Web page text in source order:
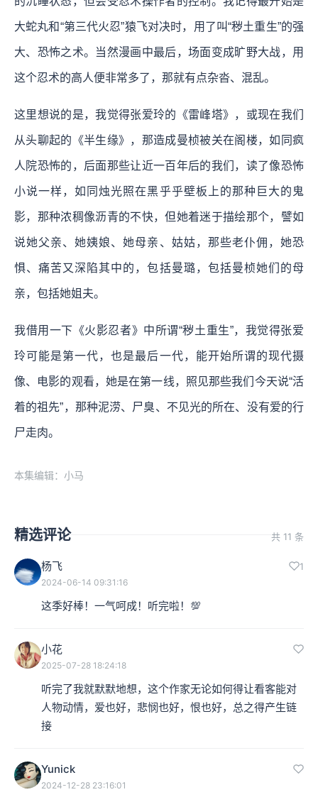
大蛇丸和“第三代火忍”猿飞对决时，用了叫“秽土重生”的强
大、恐怖之术。当然漫画中最后，场面变成旷野大战，用
这个忍术的高人便非常多了，那就有点杂沓、混乱。
这里想说的是，我觉得张爱玲的《雷峰塔》，或现在我们
从头聊起的《半生缘》，那造成曼桢被关在阁楼，如同疯
人院恐怖的，后面那些让近一百年后的我们，读了像恐怖
小说一样，如同烛光照在黑乎乎壁板上的那种巨大的鬼
影，那种浓稠像沥青的不快，但她着迷于描绘那个，譬如
说她父亲、她姨娘、她母亲、姑姑，那些老仆佣，她恐
惧、痛苦又深陷其中的，包括曼璐，包括曼桢她们的母
亲，包括她姐夫。
我借用一下《火影忍者》中所谓“秽土重生”，我觉得张爱
玲可能是第一代，也是最后一代，能开始所谓的现代摄
像、电影的观看，她是在第一线，照见那些我们今天说“活
着的祖先”，那种泥涝、尸臭、不见光的所在、没有爱的行
尸走肉。
本集编辑：小马
精选评论 共 11 条
杨飞 1
2024-06-14 09:31:16
这季好棒！一气呵成！听完啦！💯
小花
2025-07-28 18:24:18
听完了我就默默地想，这个作家无论如何得让看客能对
人物动情，爱也好，悲悯也好，恨也好，总之得产生链
接
Yunick
2024-12-28 23:16:01